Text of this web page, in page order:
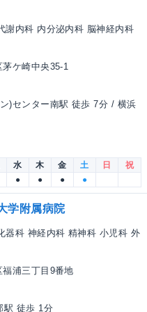
謝内科 内分泌内科 脳神経内科
ケ崎中央35-1
)センター南駅 徒歩 7分 / 横浜
水 木 金 土 日
祝
● ● ● ●
学附属病院
器科 神経内科 精神科 小児科 外
浦三丁目9番地
駅 徒歩 1分